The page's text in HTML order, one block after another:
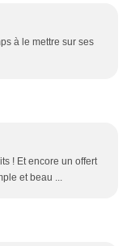
à le mettre sur ses
! Et encore un offert
et beau ...